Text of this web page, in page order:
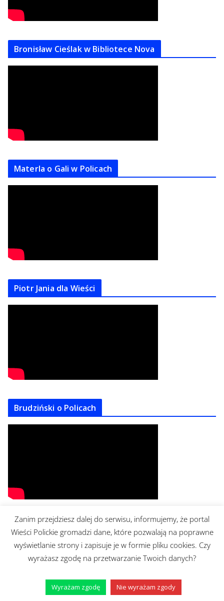
Bronisław Cieślak w Bibliotece Nova
Materla o Gali w Policach
Piotr Jania dla Wieści
Brudziński o Policach
https://www.facebook.com/mrburgerpolice/
Zanim przejdziesz dalej do serwisu, informujemy, że portal
Wieści Polickie gromadzi dane, które pozwalają na poprawne
wyświetlanie strony i zapisuje je w formie pliku cookies. Czy
wyrażasz zgodę na przetwarzanie Twoich danych?
Wyrażam zgodę Nie wyrażam zgody